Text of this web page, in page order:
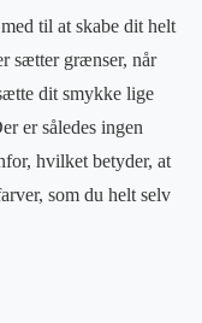
til at skabe dit helt
sætter grænser, når
dit smykke lige
er således ingen
hvilket betyder, at
som du helt selv